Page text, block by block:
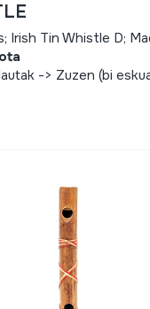
Irish Tin Whistle D;
-> Zuzen (bi